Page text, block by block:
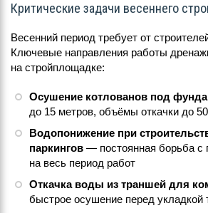
Критические задачи весеннего
Весенний период требует от
Ключевые направления работы
на стройплощадке:
Осушение котлованов под
до 15 метров, объёмы откачки до
Водопонижение при
паркингов— постоянная борьба с
на весь период работ
Откачка воды из траншей для
быстрое осушение перед укладкой